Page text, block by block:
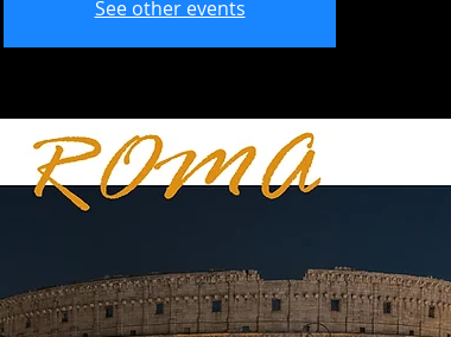
See other events